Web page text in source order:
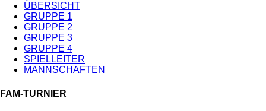
ÜBERSICHT
GRUPPE 1
GRUPPE 2
GRUPPE 3
GRUPPE 4
SPIELLEITER
MANNSCHAFTEN
FAM-TURNIER